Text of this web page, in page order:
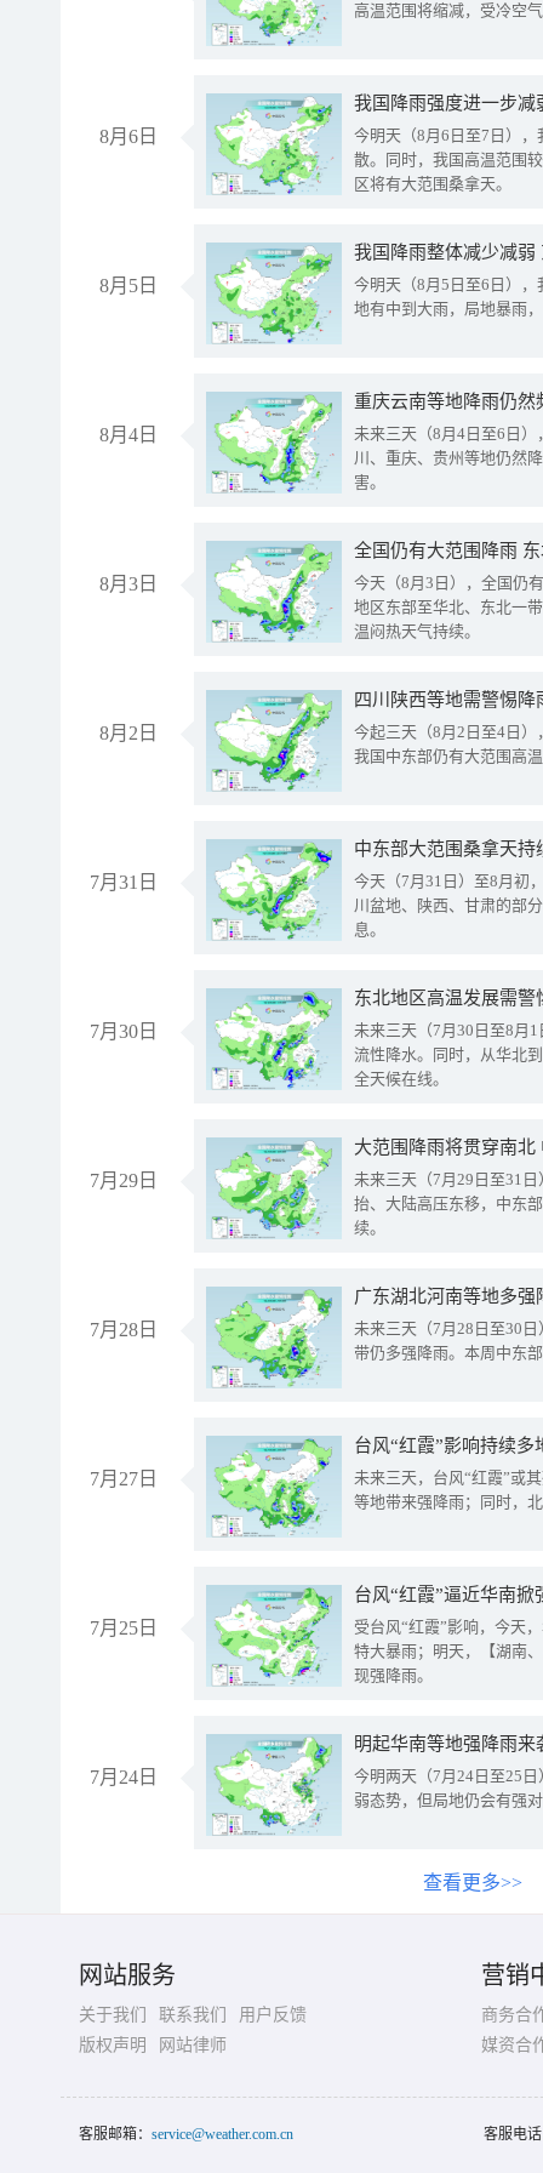
高温范围将缩减，受冷空
8月6日
今明天（8月6日至7日）
散。同时，我国高温范围
区将有大范围桑拿天。
8月5日
我国降雨整体减少减弱
今明天（8月5日至6日）
地有中到大雨，局地暴雨
8月4日
重庆云南等地降雨仍然
未来三天（8月4日至6日
川、重庆、贵州等地仍然
害。
8月3日
全国仍有大范围降雨
今天（8月3日），全国仍
地区东部至华北、东北一
温闷热天气持续。
8月2日
今起三天（8月2日至4日
我国中东部仍有大范围高
7月31日
中东部大范围桑拿天
今天（7月31日）至8月初
川盆地、陕西、甘肃的部
息。
7月30日
东北地区高温发展需
未来三天（7月30日至8月
流性降水。同时，从华北
全天候在线。
7月29日
大范围降雨将贯穿南
未来三天（7月29日至31
抬、大陆高压东移，中东
续。
7月28日
广东湖北河南等地多
未来三天（7月28日至30
带仍多强降雨。本周中东
7月27日
台风“红霞”影响持续
未来三天，台风“红霞”或
等地带来强降雨；同时，
7月25日
台风“红霞”逼近华南
受台风“红霞”影响，今天
特大暴雨；明天，【湖南
现强降雨。
7月24日
明起华南等地强降雨
今明两天（7月24日至25
弱态势，但局地仍会有强
查看更多>>
网站服务
关于我们 联系我们
用户反馈
版权声明
网站律师
营销
商务合
媒资合
客服邮箱： service@weather.com.cn 客服电